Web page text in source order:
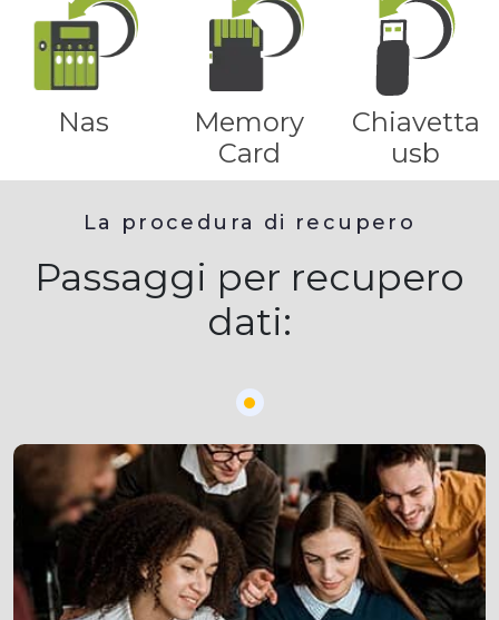
Nas
Memory
Card
Chiavetta
usb
La procedura di recupero
Passaggi per recupero
dati: